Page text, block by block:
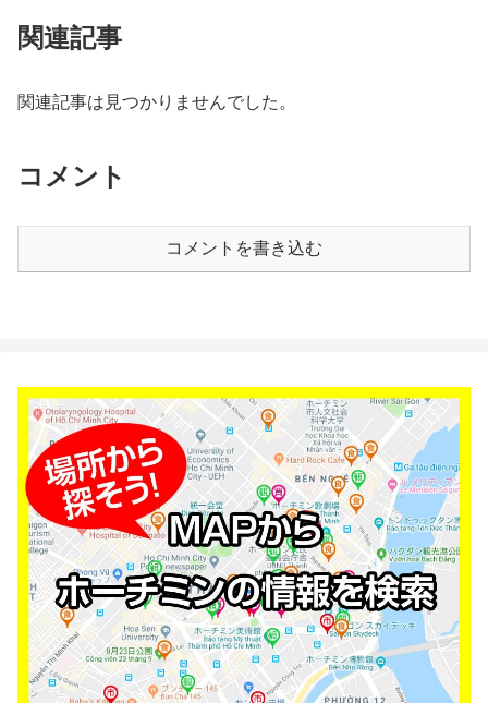
関連記事
関連記事は見つかりませんでした。
コメント
コメントを書き込む